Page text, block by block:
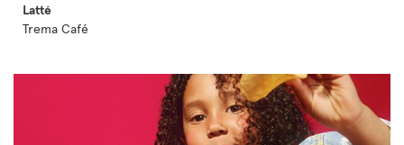
Latté
Trema Café